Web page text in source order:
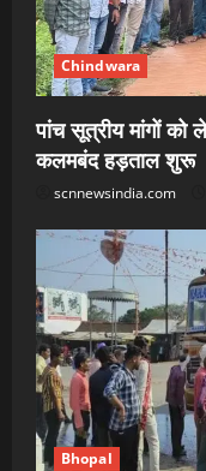
Chindwara
पांच सूत्रीय मांगों को
कलमबंद हड़ताल शुरू
scnnewsindia.com
Bhopal